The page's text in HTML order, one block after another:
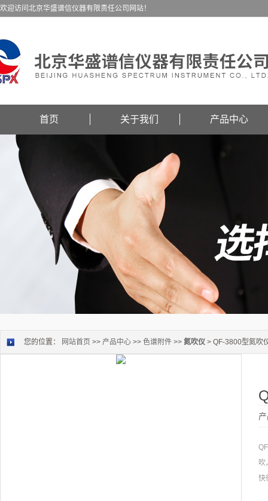
欢迎访问北京华盛谱信仪器有限责任公司网站！
首页 关于我们 产品中心
您的位置： 网站首页 >> 产品中心 >> 色谱附件 >> 氮吹仪 > QF-3800型氮吹
吹
快